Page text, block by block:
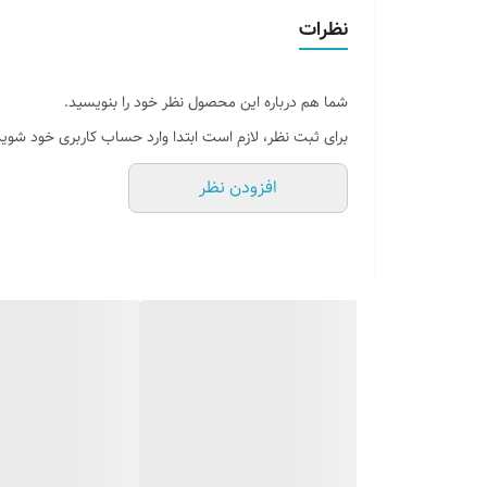
وسایل نصب
قابلیت نصب
نظرات
شما هم درباره این محصول نظر خود را بنویسید.
برای ثبت نظر، لازم است ابتدا وارد حساب کاربری خود
افزودن نظر